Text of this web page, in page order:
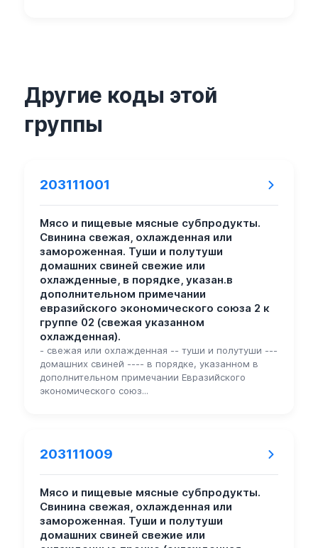
Другие коды этой
группы
203111001
Мясо и пищевые мясные субпродукты.
Свинина свежая, охлажденная или
замороженная. Туши и полутуши
домашних свиней свежие или
охлажденные, в порядке, указан.в
дополнительном примечании
евразийского экономического союза 2 к
группе 02 (свежая указанном
охлажденная).
- свежая или охлажденная -- туши и полутуши ---
домашних свиней ---- в порядке, указанном в
дополнительном примечании Евразийского
экономического союз...
203111009
Мясо и пищевые мясные субпродукты.
Свинина свежая, охлажденная или
замороженная. Туши и полутуши
домашних свиней свежие или